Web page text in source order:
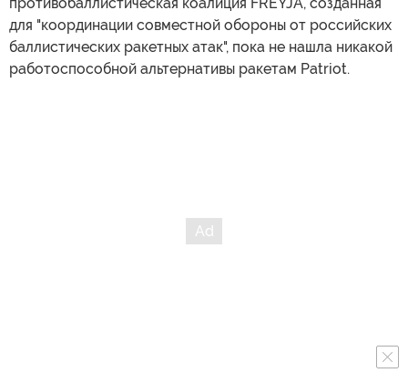
для "координации совместной обороны от российских
баллистических ракетных атак", пока не нашла никакой
работоспособной альтернативы ракетам Patriot.